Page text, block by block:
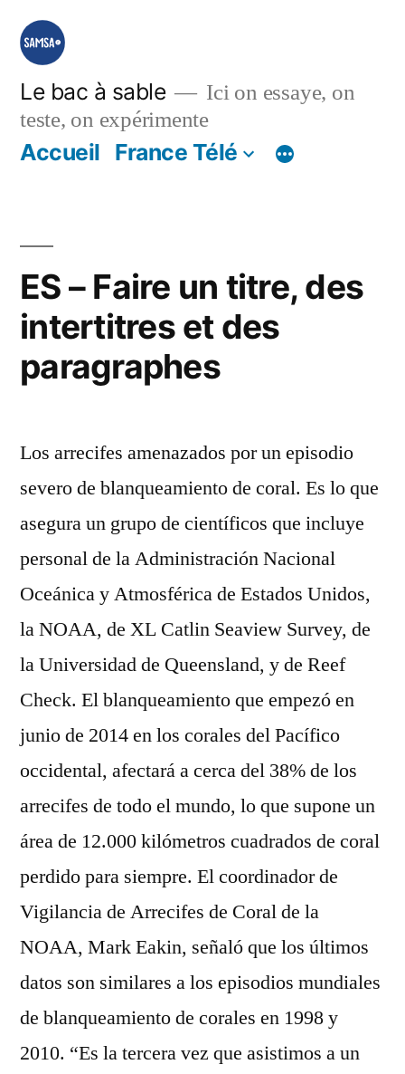
Aller
contenu
Le bac à sable
Ici on essaye, on
teste, on expérimente
Accueil France Télé
ES – Faire un titre, des
intertitres et des
paragraphes
Los arrecifes amenazados por un episodio
severo de blanqueamiento de coral. Es lo que
asegura un grupo de científicos que incluye
personal de la Administración Nacional
Oceánica y Atmosférica de Estados Unidos,
la NOAA, de XL Catlin Seaview Survey, de
la Universidad de Queensland, y de Reef
Check. El blanqueamiento que empezó en
junio de 2014 en los corales del Pacífico
occidental, afectará a cerca del 38% de los
arrecifes de todo el mundo, lo que supone un
área de 12.000 kilómetros cuadrados de coral
perdido para siempre. El coordinador de
Vigilancia de Arrecifes de Coral de la
NOAA, Mark Eakin, señaló que los últimos
datos son similares a los episodios mundiales
de blanqueamiento de corales en 1998 y
2010. “Es la tercera vez que asistimos a un